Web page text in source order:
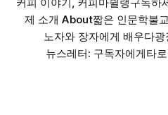
제 소개 About짧은 인문학불
노자와 장자에게 배우다
뉴스레터: 구독자에게타